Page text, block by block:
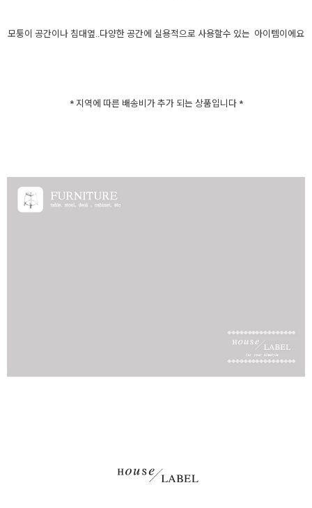
모퉁이 공간이나 침대옆..다양한 공간에 실용적으로 사용할수 있는 아이템이에요
* 지역에 따른 배송비가 추가 되는 상품입니다 *